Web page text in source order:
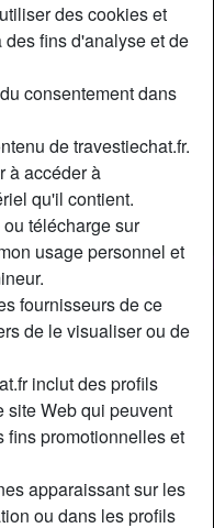
des cookies et
fins d'analyse et de
consentement dans
de travestiechat.fr.
à accéder à
qu'il contient.
télécharge sur
usage personnel et
fournisseurs de ce
de le visualiser ou de
inclut des profils
site Web qui peuvent
fins promotionnelles et
apparaissant sur les
ou dans les profils
Gironde
Transexuelle
Blonde
Brun
Oui
À l'occasion
très chauds et
(mon pseudo sur
shemale très
en transition depuis
ainsi, je n’ai pas le
mon changement
que pour certain c’est
demande pas de